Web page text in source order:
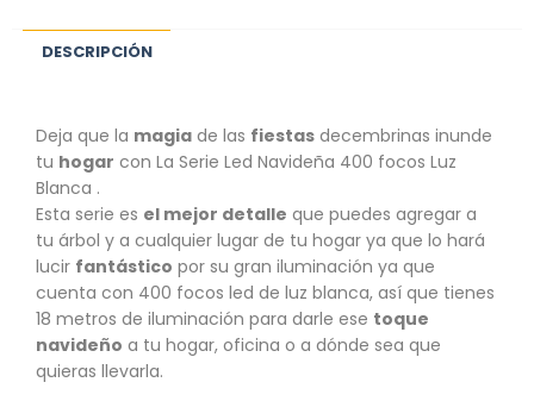
DESCRIPCIÓN
Deja que la magia de las fiestas decembrinas inunde
tu hogar con La Serie Led Navideña 400 focos Luz
Blanca .
Esta serie es el mejor detalle que puedes agregar a
tu árbol y a cualquier lugar de tu hogar ya que lo hará
lucir fantástico por su gran iluminación ya que
cuenta con 400 focos led de luz blanca, así que tienes
18 metros de iluminación para darle ese toque
navideño a tu hogar, oficina o a dónde sea que
quieras llevarla.